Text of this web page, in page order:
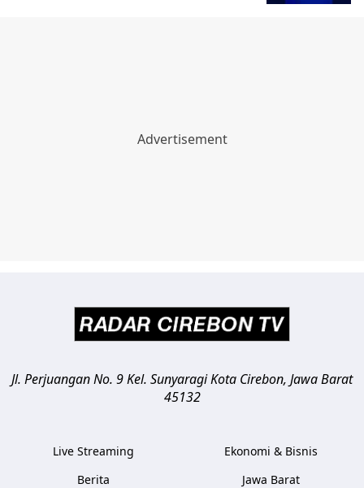
Jl. Perjuangan No. 9 Kel. SunyaragiKota Cirebon, Jawa Barat
45132
Live Streaming
Berita
Ekonomi & Bisnis
Jawa Barat